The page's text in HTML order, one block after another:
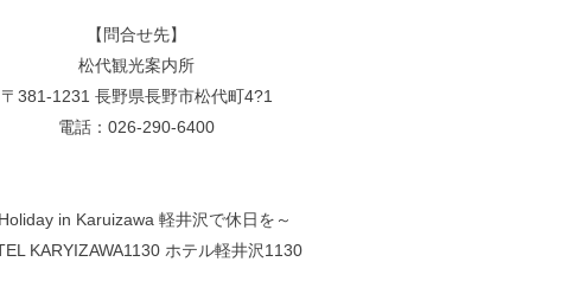
【問合せ先】
松代観光案内所
〒381-1231 長野県長野市松代町4?1
電話：026-290-6400
in Karuizawa 軽井沢で休日を～
KARYIZAWA1130 ホテル軽井沢1130